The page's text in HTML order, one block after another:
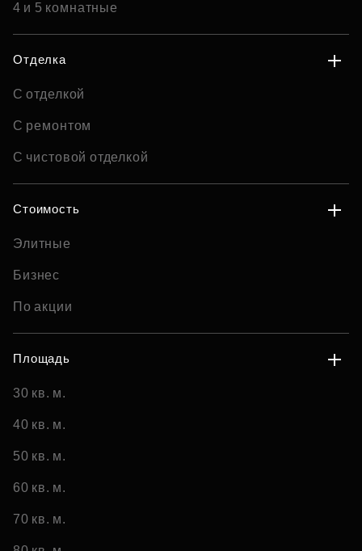
4 и 5 комнатные
Отделка
С отделкой
С ремонтом
С чистовой отделкой
Стоимость
Элитные
Бизнес
По акции
Площадь
30 кв. м.
40 кв. м.
50 кв. м.
60 кв. м.
70 кв. м.